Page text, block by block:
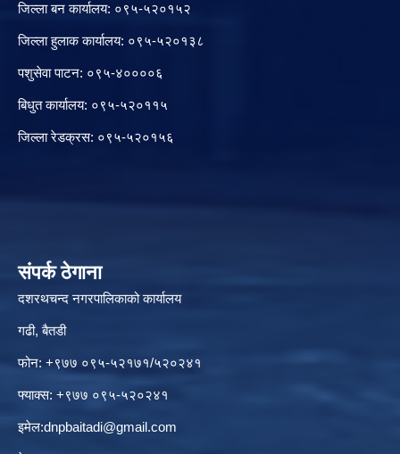
जिल्ला बन कार्यालय: ०९५-५२०१५२
जिल्ला हुलाक कार्यालय: ०९५-५२०१३८
पशुसेवा पाटन: ०९५-४००००६
बिधुत कार्यालय: ०९५-५२०११५
जिल्ला रेडक्रस: ०९५-५२०१५६
संपर्क ठेगाना
दशरथचन्द नगरपालिकाको कार्यालय
गढी, बैतडी
फोन: +९७७ ०९५-५२१७१/५२०२४१
फ्याक्स: +९७७ ०९५-५२०२४१
इमेल:dnpbaitadi@gmail.com